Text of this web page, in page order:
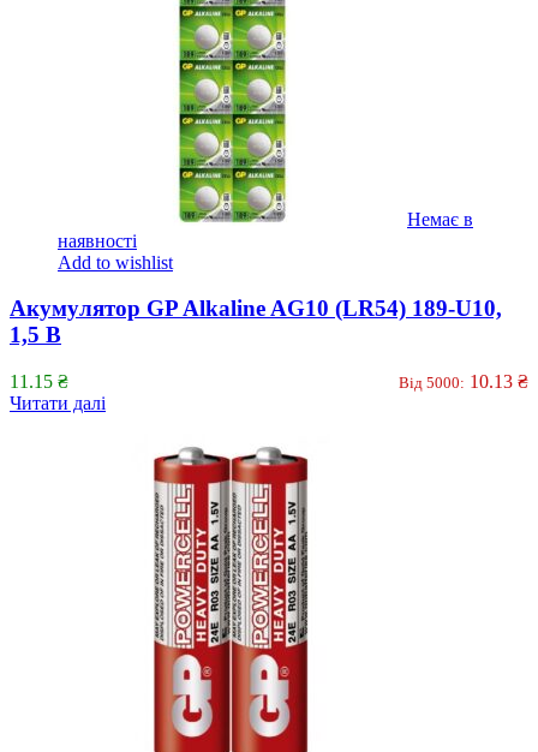
Немає в
наявності
Add to wishlist
Акумулятор GP Alkaline AG10 (LR54) 189-U10,
1,5 В
11.15 ₴ Від 5000: 10.13 ₴
Читати далі